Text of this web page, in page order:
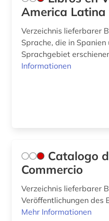
America Latina
Verzeichnis lieferbarer
Sprache, die in
Sprachgebiet
Informationen
Catalogo
Commercio
Verzeichnis lieferbarer
Veröffentlichungen des
Mehr Informationen